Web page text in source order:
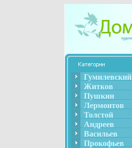
Гумилевский
Житков
Пушкин
Лермонтов
Толстой
Андреев
Васильев
Прокофьев